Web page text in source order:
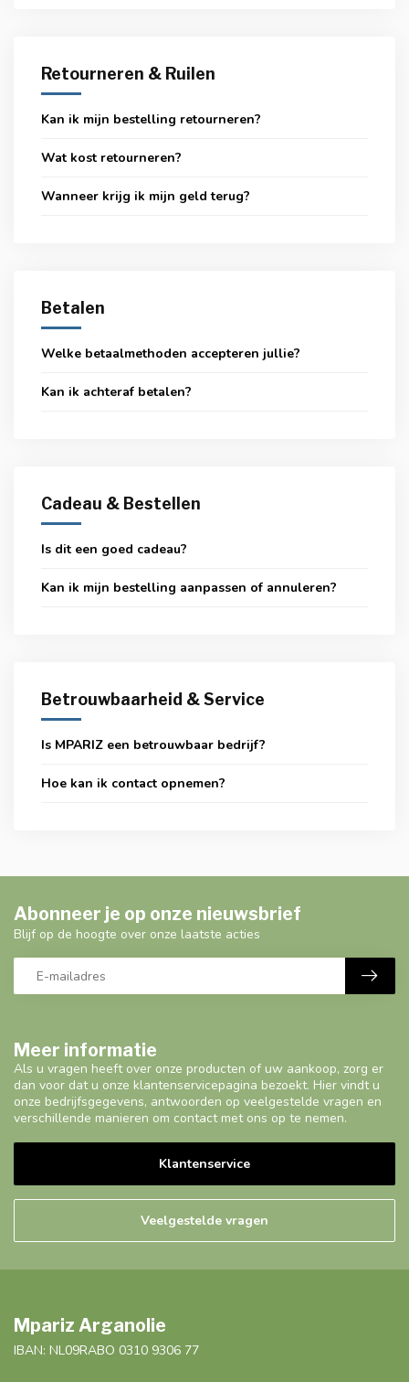
Retourneren & Ruilen
Kan ik mijn bestelling retourneren?
Wat kost retourneren?
Wanneer krijg ik mijn geld terug?
Betalen
Welke betaalmethoden accepteren jullie?
Kan ik achteraf betalen?
Cadeau & Bestellen
Is dit een goed cadeau?
Kan ik mijn bestelling aanpassen of annuleren?
Betrouwbaarheid & Service
Is MPARIZ een betrouwbaar bedrijf?
Hoe kan ik contact opnemen?
Meer informatie
Als u vragen heeft over onze producten of uw aankoop, zorg er
dan voor dat u onze klantenservicepagina bezoekt. Hier vindt u
onze bedrijfsgegevens, antwoorden op veelgestelde vragen en
verschillende manieren om contact met ons op te nemen.
Klantenservice
Veelgestelde vragen
Abonneer je op onze nieuwsbrief
Blijf op de hoogte over onze laatste acties
Mpariz Arganolie
IBAN: NL09RABO 0310 9306 77